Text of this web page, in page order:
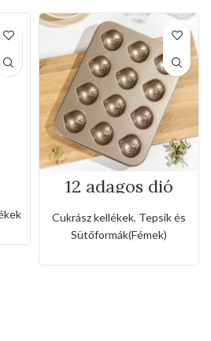
12 adagos dió
formájú tepsi
Cukrász kellékek, Tepsik és
Sütőformák(Fémek)